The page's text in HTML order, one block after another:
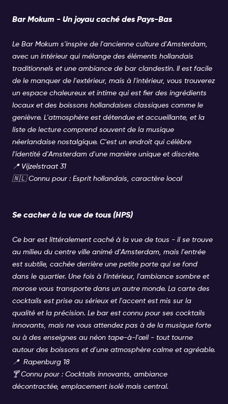
Bar Mokum - Un joyau caché des Pays-Bas
Le Bar Mokum s'inspire de l'ancienne culture d'Amsterdam,
avec un intérieur qui mélange des éléments hollandais
traditionnels et une ambiance de bar clandestin. Il est facile
de le manquer de l'extérieur, mais à l'intérieur, vous trouverez
un espace chaleureux et intime qui est fier des ingrédients
locaux et des boissons hollandaises classiques comme le
genièvre. L'atmosphère est détendue et accueillante, et la
liste de lecture comprend souvent de la musique
néerlandaise nostalgique. C'est un endroit qui célèbre
l'identité d'Amsterdam d'une manière unique et discrète.
📍 Vijzelstraat 31
🇳🇱 Connu pour : Esprit hollandais, caractère local
Se cacher à la vue de tous (HPS)
Ce bar est littéralement caché à la vue de tous - il se trouve
au milieu du centre ville animé d'Amsterdam, mais l'entrée
est subtile, cachée derrière une petite porte qui se fond
dans le quartier. Une fois à l'intérieur, l'ambiance sombre et
morose vous transporte dans un autre monde. La carte des
cocktails est prise au sérieux et l'accent est mis sur la
qualité et la précision. Le bar est connu pour ses cocktails
innovants, mais ne vous attendez pas à de la musique forte
ou à des enseignes au néon tape-à-l'œil - tout tourne
autour des boissons et d'une atmosphère calme et agréable.
📍 Rapenburg 18
🍸 Connu pour : Cocktails innovants, ambiance
décontractée, emplacement isolé mais central.